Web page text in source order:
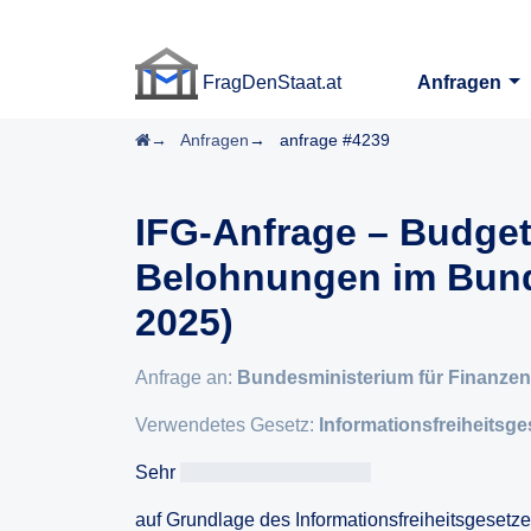
FragDenStaat.at
Anfragen
Startseite
Anfragen anfrage #4239
IFG-Anfrage –
Belohnungen im
2025)
Anfrage an: Bundesministerium für Finanzen
Verwendetes Gesetz:
Sehr
auf Grundlage des